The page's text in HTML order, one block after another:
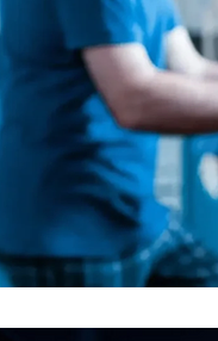
especial
Salud Mental
la diabetes dia